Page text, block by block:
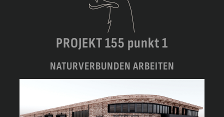
PROJEKT 155 punkt 1
NATURVERBUNDEN ARBEITEN